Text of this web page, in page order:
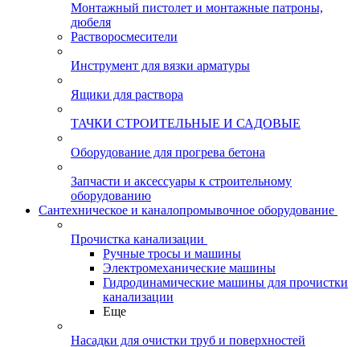
Монтажный пистолет и монтажные патроны,
дюбеля
Растворосмесители
Инструмент для вязки арматуры
Ящики для раствора
ТАЧКИ СТРОИТЕЛЬНЫЕ И САДОВЫЕ
Оборудование для прогрева бетона
Запчасти и аксессуары к строительному
оборудованию
Сантехническое и каналопромывочное оборудование
Прочистка канализации
Ручные тросы и машины
Электромеханические машины
Гидродинамические машины для прочистки
канализации
Еще
Насадки для очистки труб и поверхностей